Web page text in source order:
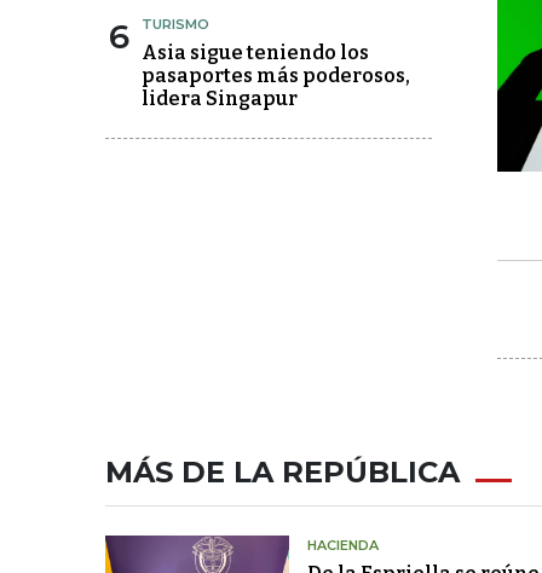
6 TURISMO
Asia sigue teniendo los
pasaportes más poderosos,
lidera Singapur
MÁS DE LA REPÚBLICA
HACIENDA